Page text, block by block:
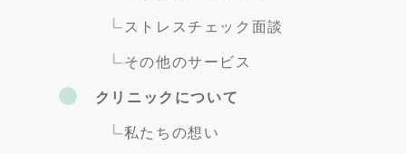
ストレスチェック面談
その他のサービス
クリニックについて
私たちの想い